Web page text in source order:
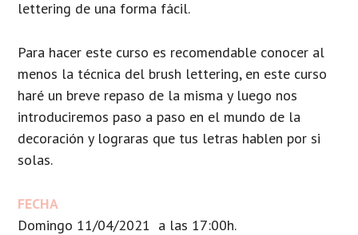
lettering de una forma fácil.
Para hacer este curso es recomendable conocer al
menos la técnica del brush lettering, en este curso
haré un breve repaso de la misma y luego nos
introduciremos paso a paso en el mundo de la
decoración y lograras que tus letras hablen por si
solas.
FECHA
Domingo 11/04/2021 a las 17:00h.